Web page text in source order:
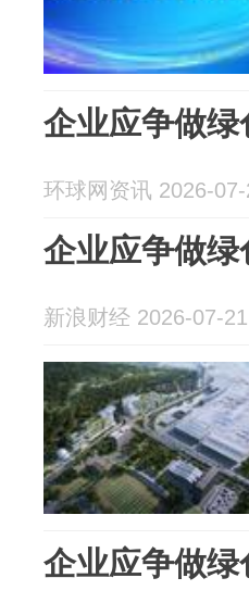
企业应争做
环球网资讯 2026-07-
企业应争做
新浪财经 2026-07-21
企业应争做